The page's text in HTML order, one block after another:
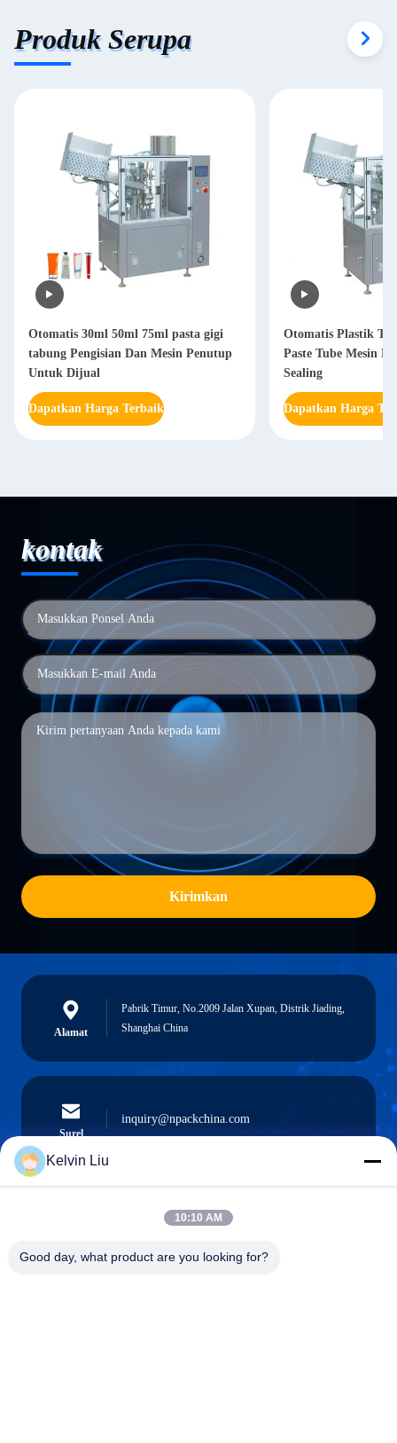
Produk Serupa
Otomatis 30ml 50ml 75ml pasta gigi
tabung Pengisian Dan Mesin Penutup
Untuk Dijual
Dapatkan Harga Terbaik
Otomatis Plastik
Paste Tube Mesin
Sealing
Dapatkan Harga
kontak
Kirimkan
Alamat
Pabrik Timur, No.2009 Jalan Xupan, Distrik Jiading,
Shanghai China
Surel
inquiry@npackchina.com
0086-21-66035560
Kelvin Liu
10:10 AM
Good day, what product are you looking for?